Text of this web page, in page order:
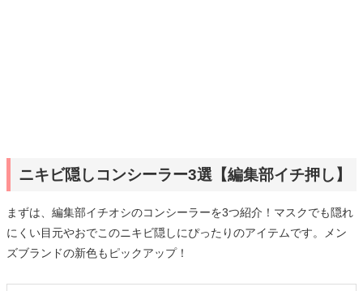
ニキビ隠しコンシーラー3選【編集部イチ押し】
まずは、編集部イチオシのコンシーラーを3つ紹介！マスクでも隠れ
にくい目元やおでこのニキビ隠しにぴったりのアイテムです。メン
ズブランドの新色もピックアップ！